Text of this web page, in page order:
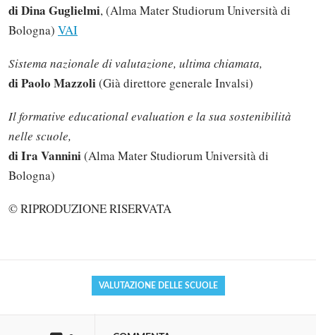
di Dina Guglielmi, (Alma Mater Studiorum Università di
Bologna) VAI
Sistema nazionale di valutazione, ultima chiamata,
di Paolo Mazzoli(Già direttore generale Invalsi)
Il formative educational evaluation e la sua sostenibilità
nelle scuole,
di Ira Vannini(Alma Mater Studiorum Università di
Bologna)
© RIPRODUZIONE RISERVATA
VALUTAZIONE DELLE SCUOLE
Solo gli utenti registrati possono